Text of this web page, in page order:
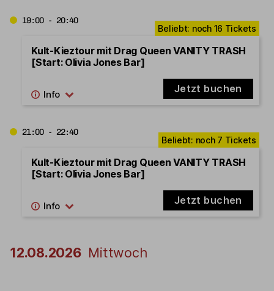
19:00 - 20:40
Kult-Kieztour mit Drag Queen VANITY TRASH
[Start: Olivia Jones Bar]
Jetzt buchen
21:00 - 22:40
Kult-Kieztour mit Drag Queen VANITY TRASH
[Start: Olivia Jones Bar]
Jetzt buchen
12.08.2026 Mittwoch